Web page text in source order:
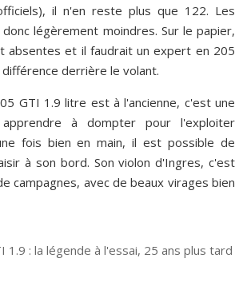
il n'en reste plus que 122. Les
légèrement moindres. Sur le papier,
absentes et il faudrait un expert en 205
derrière le volant.
GTI 1.9 litre est à l'ancienne, c'est une
à dompter pour l'exploiter
fois bien en main, il est possible de
à son bord. Son violon d'Ingres, c'est
campagnes, avec de beaux virages bien